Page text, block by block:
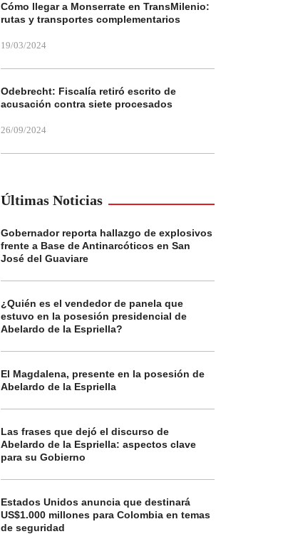
Cómo llegar a Monserrate en TransMilenio:
rutas y transportes complementarios
19/03/2024
Odebrecht: Fiscalía retiró escrito de
acusación contra siete procesados
26/09/2024
Últimas Noticias
Gobernador reporta hallazgo de explosivos
frente a Base de Antinarcóticos en San
José del Guaviare
¿Quién es el vendedor de panela que
estuvo en la posesión presidencial de
Abelardo de la Espriella?
El Magdalena, presente en la posesión de
Abelardo de la Espriella
Las frases que dejó el discurso de
Abelardo de la Espriella: aspectos clave
para su Gobierno
Estados Unidos anuncia que destinará
US$1.000 millones para Colombia en temas
de seguridad